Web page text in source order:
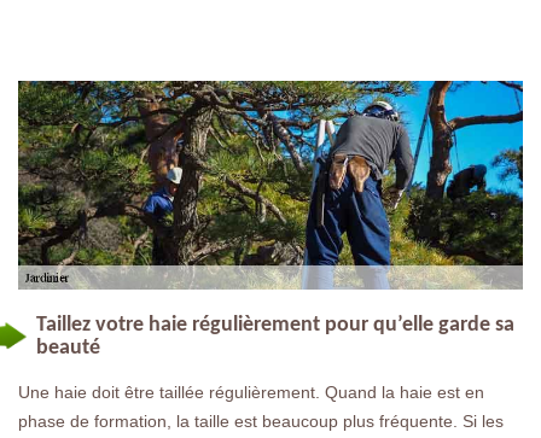
Taillez votre haie régulièrement pour qu’elle garde sa
beauté
Une haie doit être taillée régulièrement. Quand la haie est en
phase de formation, la taille est beaucoup plus fréquente. Si les